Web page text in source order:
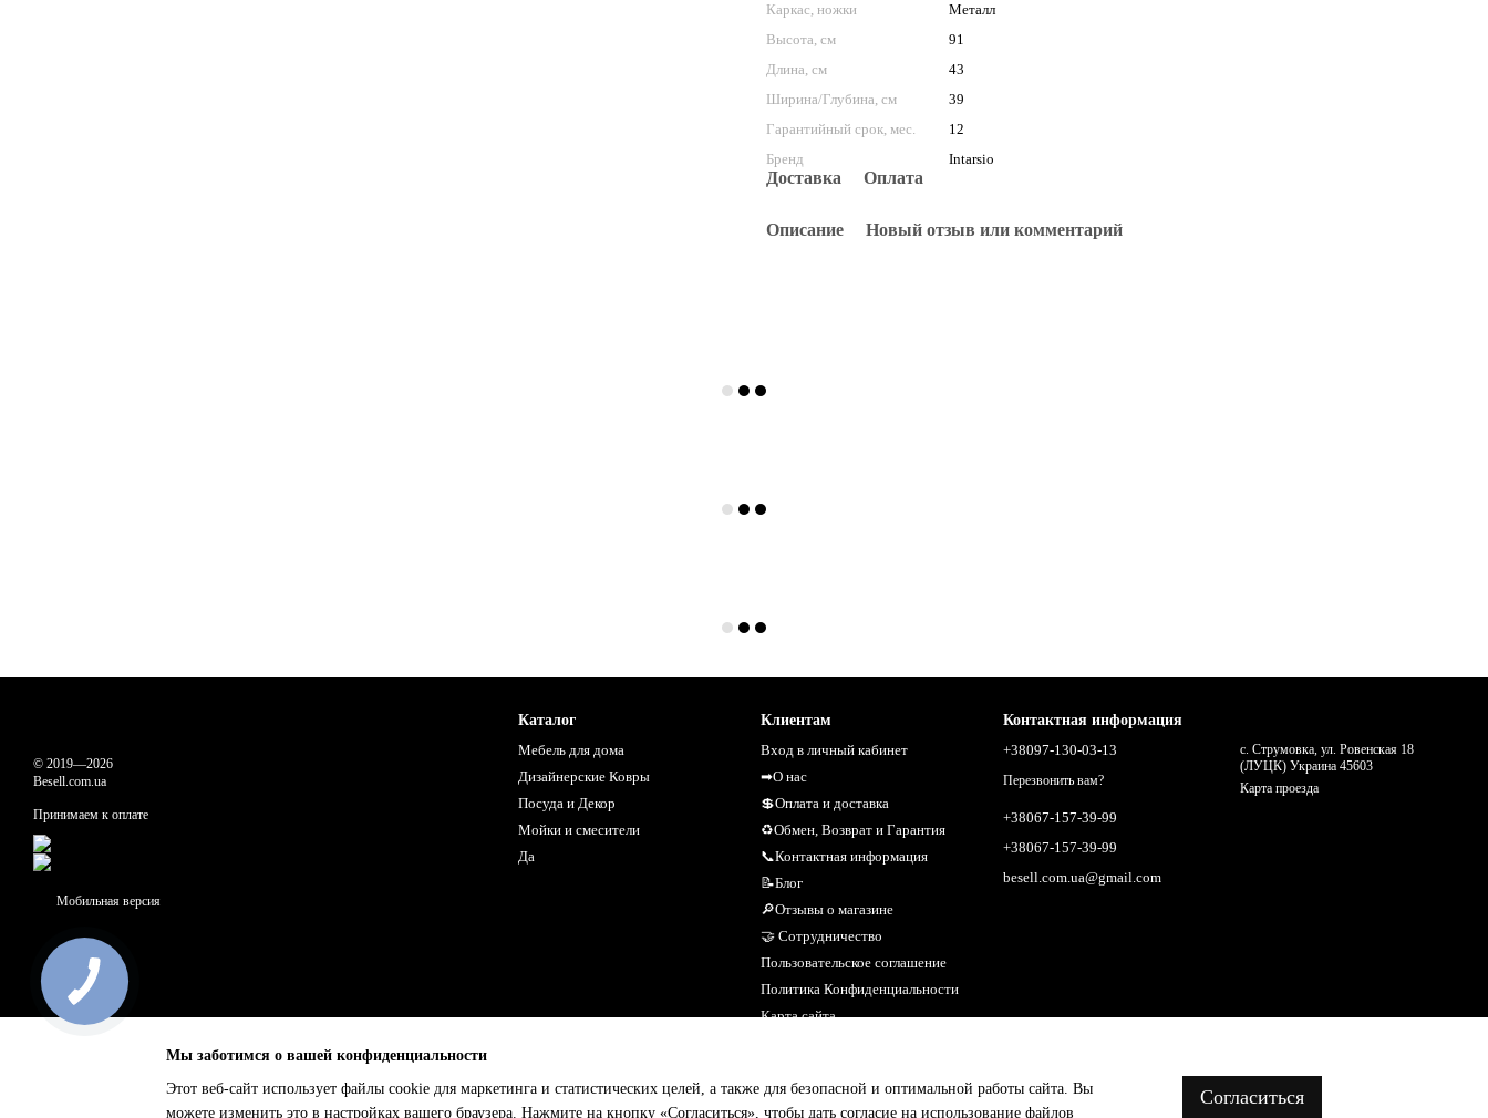
Каркас, ножки
Металл
Высота, см
91
Длина, см
43
Ширина/Глубина, см
39
Гарантийный срок, мес.
12
Бренд
Intarsio
Доставка Оплата
Описание Новый отзыв или комментарий
© 2019—2026
Besell.com.ua
Принимаем к оплате
Мобильная версия
Каталог
Мебель для дома
Дизайнерские Ковры
Посуда и Декор
Мойки и смесители
Да
Клиентам
Вход в личный кабинет
➡О нас
💲Оплата и доставка
♻Обмен, Возврат и Гарантия
📞Контактная информация
📝Блог
🔎Отзывы о магазине
🤝 Сотрудничество
Пользовательское соглашение
Политика Конфиденциальности
Карта сайта
Контактная информация
+38097-130-03-13
Перезвонить вам?
+38067-157-39-99
+38067-157-39-99
besell.com.ua@gmail.com
с. Струмовка, ул. Ровенская 18
(ЛУЦК) Украина 45603
Карта проезда
Мы заботимся о вашей конфиденциальности
Этот веб-сайт использует файлы cookie для маркетинга и статистических целей, а также для безопасной и оптимальной работы сайта. Вы
можете изменить это в настройках вашего браузера. Нажмите на кнопку «Согласиться», чтобы дать согласие на использование файлов
Согласиться